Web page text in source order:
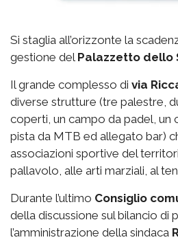
Si staglia all’orizzonte la
gestione del Palazzetto dello
Il grande complesso di via
diverse strutture (tre palestre,
coperti, un campo da padel, un
pista da MTB ed allegato bar)
associazioni sportive del
pallavolo, alle arti marziali, al
Durante l’ultimo Consiglio
della discussione sul bilancio di
l’amministrazione della sindaca